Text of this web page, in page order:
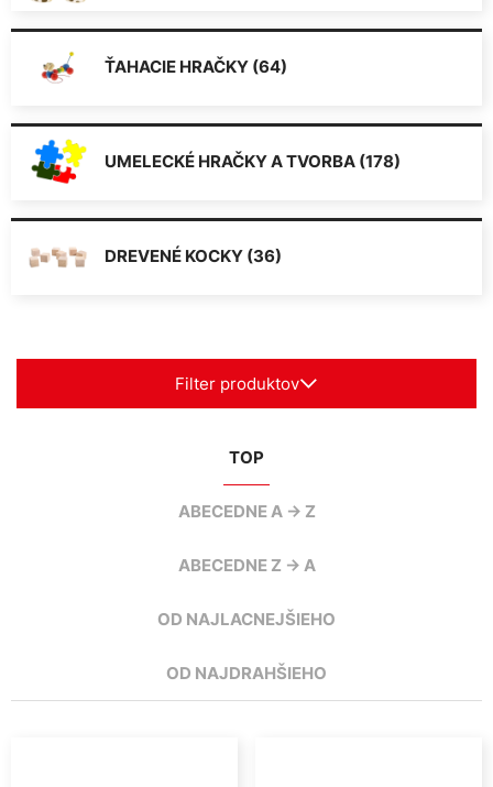
ŤAHACIE HRAČKY (64)
UMELECKÉ HRAČKY A TVORBA (178)
DREVENÉ KOCKY (36)
Filter produktov
TOP
ABECEDNE A -> Z
ABECEDNE Z -> A
OD NAJLACNEJŠIEHO
OD NAJDRAHŠIEHO